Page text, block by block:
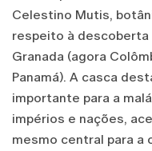
Celestino Mutis,
respeito à descoberta
Granada (agora
Panamá). A casca
importante para a
impérios e nações,
mesmo central para